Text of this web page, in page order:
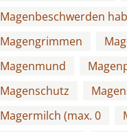
Magenbeschwerden
Magengrimmen
Magenmund
Magenschutz
Magermilch (max. 0